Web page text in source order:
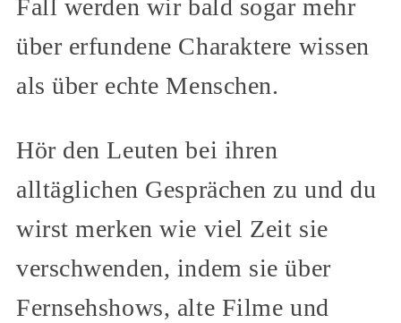
Fall werden wir bald sogar mehr
über erfundene Charaktere wissen
als über echte Menschen.
Hör den Leuten bei ihren
alltäglichen Gesprächen zu und du
wirst merken wie viel Zeit sie
verschwenden, indem sie über
Fernsehshows, alte Filme und